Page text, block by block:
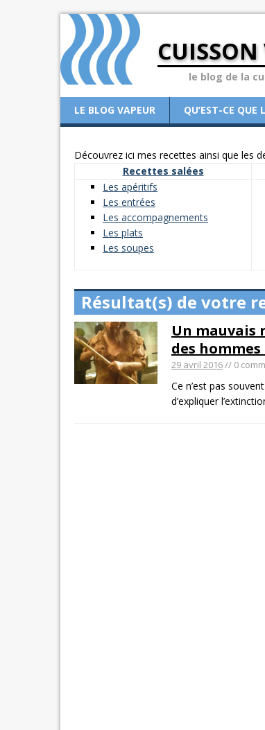
CUISSON
le blog de la
LE BLOG VAPEUR QU’EST-CE QUE
Découvrez ici mes recettes ainsi que les
Recettes salées
Les apéritifs
Les entrées
Les accompagnements
Les plats
Les soupes
Résultat(s) de votre
Un mauvais
des
29 avril 2016// 0
Ce n’est pas
d’expliquer